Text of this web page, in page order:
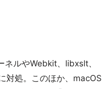
ルやWebkit、libxslt、
対処。このほか、macOS